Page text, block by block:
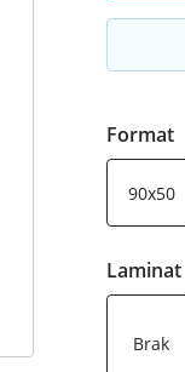
Format
90x50
Laminat
Brak